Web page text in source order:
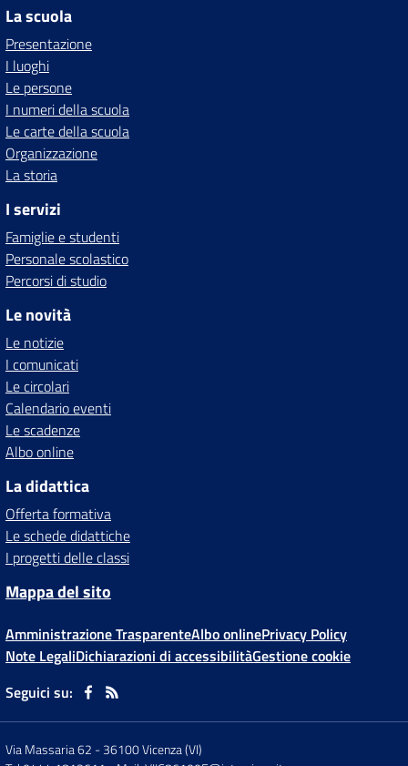
La scuola
Presentazione
I luoghi
Le persone
I numeri della scuola
Le carte della scuola
Organizzazione
La storia
I servizi
Famiglie e studenti
Personale scolastico
Percorsi di studio
Le novità
Le notizie
I comunicati
Le circolari
Calendario eventi
Le scadenze
Albo online
La didattica
Offerta formativa
Le schede didattiche
I progetti delle classi
Mappa del sito
Amministrazione TrasparenteAlbo onlinePrivacy Policy
Note LegaliDichiarazioni di accessibilitàGestione cookie
Seguici su:
Via Massaria 62 -36100 Vicenza (VI)